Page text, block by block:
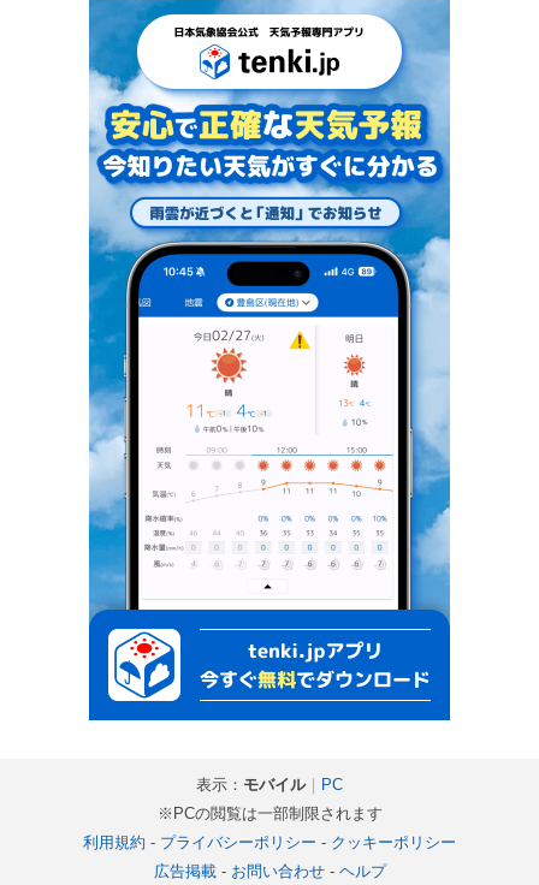
表示： モバイル｜ PC
※PCの閲覧は一部制限されます
利用規約 - プライバシーポリシー - クッキーポリシー
広告掲載- お問い合わせ- ヘルプ